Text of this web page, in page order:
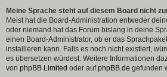
Meine Sprache steht auf diesem Board nicht
Meist hat die Board-Administration entweder
oder niemand hat das Forum bislang in deine
einen Board-Administrator, ob er das
installieren kann. Falls es noch nicht existiert,
es übersetzen würdest. Weitere Informationen
von phpBB Limited oder aufphpBB.de gefunden